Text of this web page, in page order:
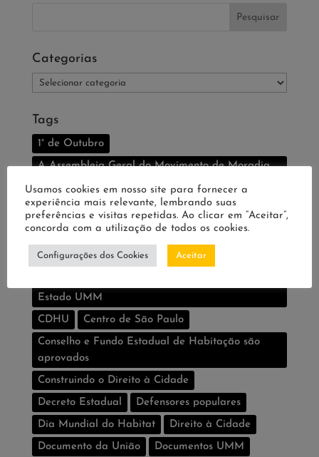
Categorias
Categorias
Tags
1° de Outubro
A Assembleia Geral do Movimento de Moradia
da Região Sudeste
Associação Cortiços do Centro assina o primeiro
contrato do Programa Minha Casa Minha Vida
AuxÃ­lio legislativo Auxí­lio legislativo
Estado UMM
CDHU Centro de São Paulo
Conselho e Fundo Estadual de Habitação são
aprovados
Construindo o Direito à Cidade
Decreto Estadual Defensores populares
Dia Mundial do Habitat Direito à Cidade
Documento da União Documentos UMM
Usamos cookies em nosso site para fornecer a
experiência mais relevante, lembrando suas
preferências e visitas repetidas. Ao clicar em “Aceitar”,
concorda com a utilização de todos os cookies.
Configurações dos Cookies Aceitar